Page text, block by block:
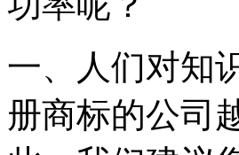
一、人们对知
册商标的公司